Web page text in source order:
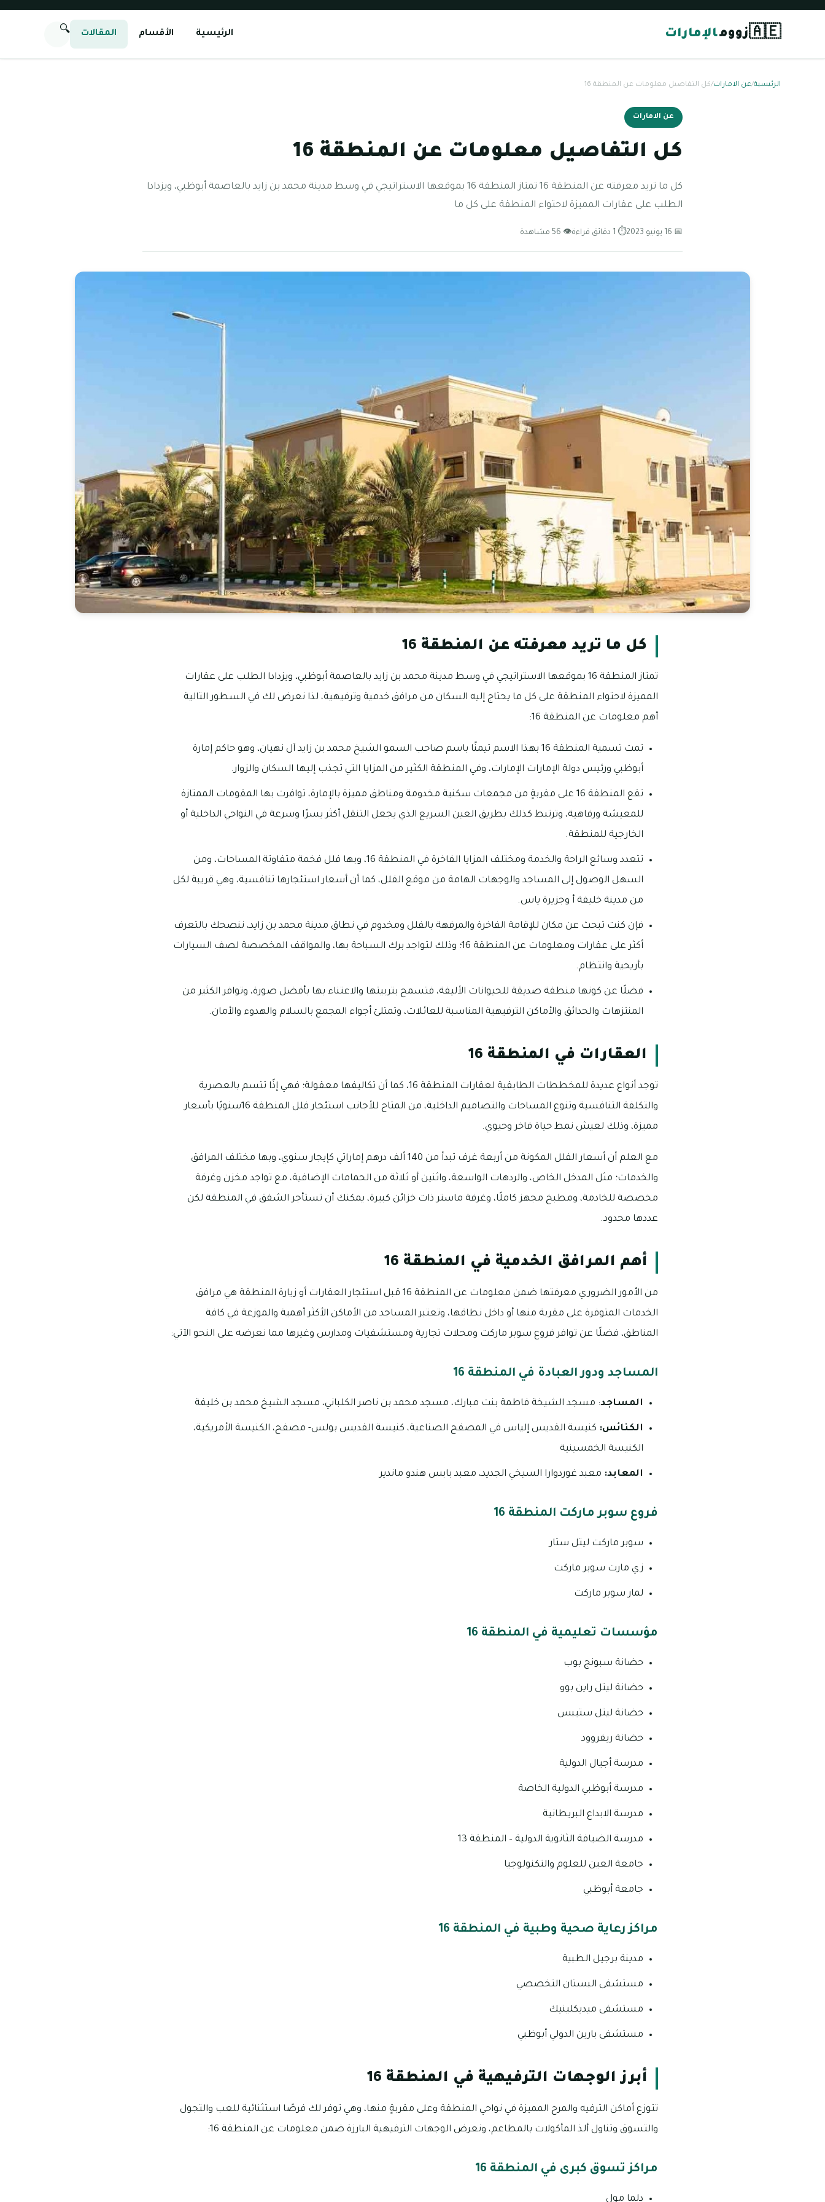
🇦🇪زوومالإمارات الرئيسية الأقسام المقالات 🔍
الرئيسية/عن الامارات/كل التفاصيل معلومات عن المنطقة 16
عن الامارات
كل التفاصيل معلومات عن المنطقة 16
كل ما تريد معرفته عن المنطقة 16 تمتاز المنطقة 16 بموقعها الاستراتيجي في وسط مدينة محمد بن زايد بالعاصمة أبوظبي، ويزدادا
الطلب على عقارات المميزة لاحتواء المنطقة على كل ما
📅 16 يونيو 2023 ⏱ 1 دقائق قراءة 👁 56 مشاهدة
كل ما تريد معرفته عن المنطقة 16
تمتاز المنطقة 16 بموقعها الاستراتيجي في وسط مدينة محمد بن زايد بالعاصمة أبوظبي، ويزدادا الطلب على عقارات
المميزة لاحتواء المنطقة على كل ما يحتاج إليه السكان من مرافق خدمية وترفيهية، لذا نعرض لك في السطور التالية
أهم معلومات عن المنطقة 16:
تمت تسمية المنطقة 16 بهذا الاسم تيمنًا باسم صاحب السمو الشيخ محمد بن زايد آل نهيان، وهو حاكم إمارة
أبوظبي ورئيس دولة الإمارات الإمارات، وفي المنطقة الكثير من المزايا التي تجذب إليها السكان والزوار.
تقع المنطقة 16 على مقربةٍ من مجمعات سكنية مخدومة ومناطق مميزة بالإمارة، توافرت بها المقومات الممتازة
للمعيشة ورفاهية، وترتبط كذلك بطريق العين السريع الذي يجعل التنقل أكثر يسرًا وسرعة في النواحي الداخلية أو
الخارجية للمنطقة.
تتعدد وسائع الراحة والخدمة ومختلف المزايا الفاخرة في المنطقة 16، وبها فلل فخمة متفاوتة المساحات، ومن
السهل الوصول إلى المساجد والوجهات الهامة من موقع الفلل، كما أن أسعار استئجارها تنافسية، وهي قريبة لكل
من مدينة خليفة أ وجزيرة ياس.
فإن كنت تبحث عن مكان للإقامة الفاخرة والمرفهة بالفلل ومخدوم في نطاق مدينة محمد بن زايد، ننصحك بالتعرف
أكثر على عقارات ومعلومات عن المنطقة 16؛ وذلك لتواجد برك السباحة بها، والمواقف المخصصة لصف السيارات
بأريحية وانتظام.
فضلًا عن كونها منطقة صديقة للحيوانات الأليفة، فتسمح بتربيتها والاعتناء بها بأفضل صورة، وتوافر الكثير من
المنتزهات والحدائق والأماكن الترفيهية المناسبة للعائلات، وتمتلئ أجواء المجمع بالسلام والهدوء والأمان.
العقارات في المنطقة 16
توجد أنواع عديدة للمخططات الطابقية لعقارات المنطقة 16، كما أن تكاليفها معقولة؛ فهي إذًا تتسم بالعصرية
والتكلفة التنافسية وتنوع المساحات والتصاميم الداخلية، من المتاح للأجانب استئجار فلل المنطقة 16سنويًا بأسعار
مميزة، وذلك لعيش نمط حياة فاخر وحيوي.
مع العلم أن أسعار الفلل المكونة من أربعة غرف تبدأ من 140 ألف درهم إماراتي كإيجار سنوي، وبها مختلف المرافق
والخدمات؛ مثل المدخل الخاص، والردهات الواسعة، واثنين أو ثلاثة من الحمامات الإضافية، مع تواجد مخزن وغرفة
مخصصة للخادمة، ومطبخ مجهز كاملًا، وغرفة ماستر ذات خزائن كبيرة، يمكنك أن تستأجر الشقق في المنطقة لكن
عددها محدود.
أهم المرافق الخدمية في المنطقة 16
من الأمور الضروري معرفتها ضمن معلومات عن المنطقة 16 قبل استئجار العقارات أو زيارة المنطقة هي مرافق
الخدمات المتوفرة على مقربة منها أو داخل نطاقها، وتعتبر المساجد من الأماكن الأكثر أهمية والموزعة في كافة
المناطق، فضلًا عن توافر فروع سوبر ماركت ومحلات تجارية ومستشفيات ومدارس وغيرها مما نعرضه على النحو الآتي:
المساجد ودور العبادة في المنطقة 16
المساجد: مسجد الشيخة فاطمة بنت مبارك، مسجد محمد بن ناصر الكلباني، مسجد الشيخ محمد بن خليفة
الكنائس: كنيسة القديس إلياس في المصفح الصناعية، كنيسة القديس بولس- مصفح، الكنيسة الأمريكية،
الكنيسة الخمسينية
المعابد: معبد غوردوارا السيخي الجديد، معبد بابس هندو ماندير
فروع سوبر ماركت المنطقة 16
سوبر ماركت ليتل ستار
زي مارت سوبر ماركت
لمار سوبر ماركت
مؤسسات تعليمية في المنطقة 16
حضانة سبونج بوب
حضانة ليتل راين بوو
حضانة ليتل ستيبس
حضانة ريفروود
مدرسة أجيال الدولية
مدرسة أبوظبي الدولية الخاصة
مدرسة الابداع البريطانية
مدرسة الضيافة الثانوية الدولية – المنطقة 13
جامعة العين للعلوم والتكنولوجيا
جامعة أبوظبي
مراكز رعاية صحية وطبية في المنطقة 16
مدينة برجيل الطبية
مستشفى البستان التخصصي
مستشفى ميديكلينيك
مستشفى بارين الدولي أبوظبي
أبرز الوجهات الترفيهية في المنطقة 16
تتوزع أماكن الترفيه والمرح المميزة في نواحي المنطقة وعلى مقربةٍ منها، وهي توفر لك فرصًا استثنائية للعب والتجول
والتسوق وتناول ألذ المأكولات بالمطاعم، ونعرض الوجهات الترفيهية البارزة ضمن معلومات عن المنطقة 16:
مراكز تسوق كبرى في المنطقة 16
دلما مول